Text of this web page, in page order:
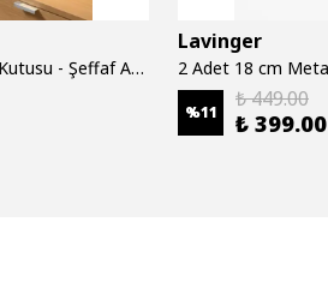
10 Adet Kadın Ayakkabı Kutusu - Şeffaf Ayakkabı Düzenleyici Saklama Kutusu Organizer Seyahat Kutusu
Lavinger
%11
₺ 449.00
₺ 399.00